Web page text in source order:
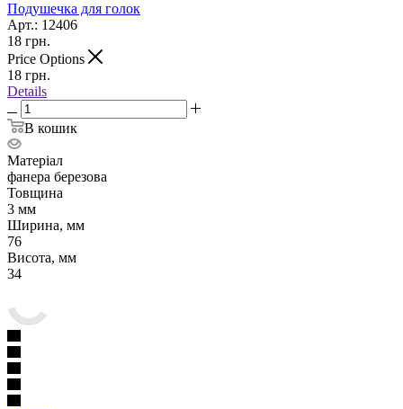
Подушечка для голок
Арт.: 12406
18 грн.
Price Options
18 грн.
Details
В кошик
Матеріал
фанера березова
Товщина
3 мм
Ширина, мм
76
Висота, мм
34